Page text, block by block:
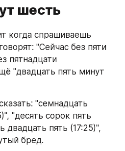
шесть
когда спрашиваешь
"Сейчас без пяти
пятнадцати
"двадцать пять минут
"семнадцать
"десять сорок пять
двадцать пять (17:25)",
бред.